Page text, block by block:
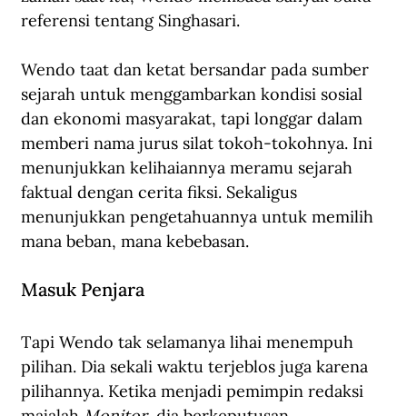
referensi tentang Singhasari.
Wendo taat dan ketat bersandar pada sumber
sejarah untuk menggambarkan kondisi sosial
dan ekonomi masyarakat, tapi longgar dalam
memberi nama jurus silat tokoh-tokohnya. Ini
menunjukkan kelihaiannya meramu sejarah
faktual dengan cerita fiksi. Sekaligus
menunjukkan pengetahuannya untuk memilih
mana beban, mana kebebasan.
Masuk Penjara
Tapi Wendo tak selamanya lihai menempuh
pilihan. Dia sekali waktu terjeblos juga karena
pilihannya. Ketika menjadi pemimpin redaksi